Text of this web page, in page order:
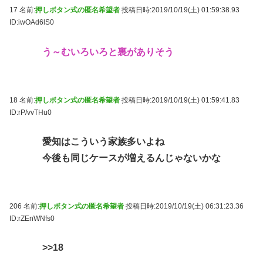
17 名前:押しボタン式の匿名希望者 投稿日時:2019/10/19(土) 01:59:38.93
ID:iwOAd6lS0
う～むいろいろと裏がありそう
18 名前:押しボタン式の匿名希望者 投稿日時:2019/10/19(土) 01:59:41.83
ID:rP/vvTHu0
愛知はこういう家族多いよね
今後も同じケースが増えるんじゃないかな
206 名前:押しボタン式の匿名希望者 投稿日時:2019/10/19(土) 06:31:23.36
ID:rZEnWNfs0
>>18